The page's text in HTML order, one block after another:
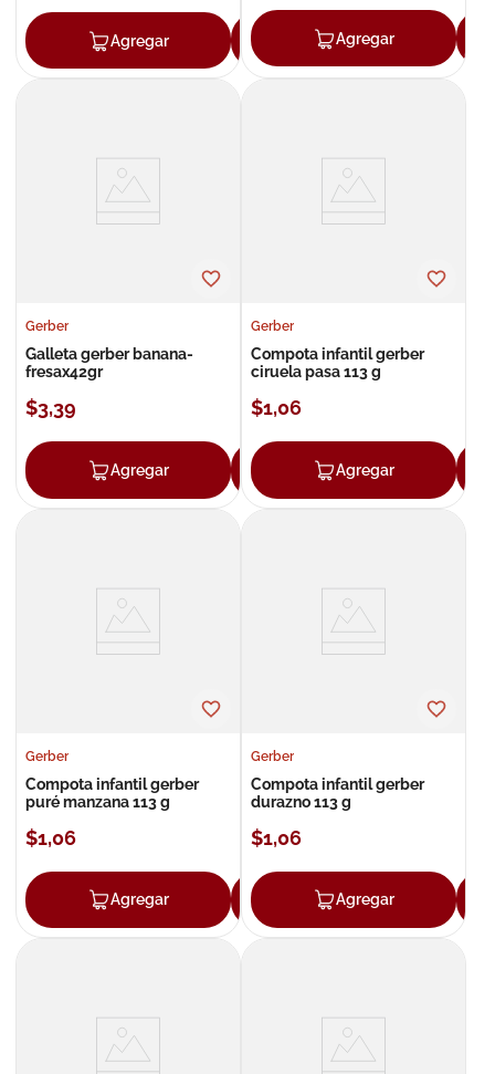
Agregar Agregar
Agregar
Gerber
Galleta gerber banana-
fresax42gr
$3,39
Agregar Agregar
Gerber
Compota infantil gerber
ciruela pasa 113 g
$1,06
Agregar
Gerber
Compota infantil gerber
puré manzana 113 g
$1,06
Agregar Agregar
Gerber
Compota infantil gerber
durazno 113 g
$1,06
Agregar